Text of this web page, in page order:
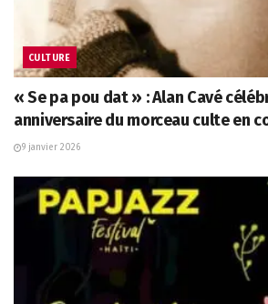
CULTURE
« Se pa pou dat » : Alan Cavé
anniversaire du morceau culte en
9 janvier 2026